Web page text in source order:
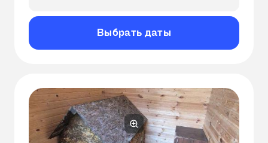
Выбрать даты